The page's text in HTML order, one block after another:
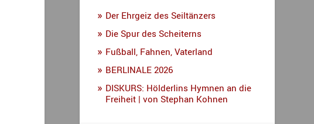
Der Ehrgeiz des Seiltänzers
Die Spur des Scheiterns
Fußball, Fahnen, Vaterland
BERLINALE 2026
DISKURS: Hölderlins Hymnen an die
Freiheit | von Stephan Kohnen